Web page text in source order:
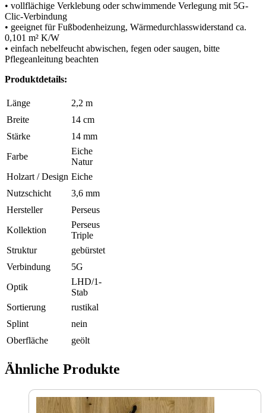
• vollflächige Verklebung oder schwimmende Verlegung mit 5G-
Clic-Verbindung
• geeignet für Fußbodenheizung, Wärmedurchlasswiderstand ca.
0,101 m² K/W
• einfach nebelfeucht abwischen, fegen oder saugen, bitte
Pflegeanleitung beachten
Produktdetails:
Länge
2,2 m
Breite
14 cm
Stärke
14 mm
Farbe
Eiche
Natur
Holzart / Design Eiche
Nutzschicht
3,6 mm
Hersteller
Perseus
Kollektion
Perseus
Triple
Struktur
gebürstet
Verbindung
5G
Optik
LHD/1-
Stab
Sortierung
rustikal
Splint
nein
Oberfläche
geölt
Ähnliche Produkte